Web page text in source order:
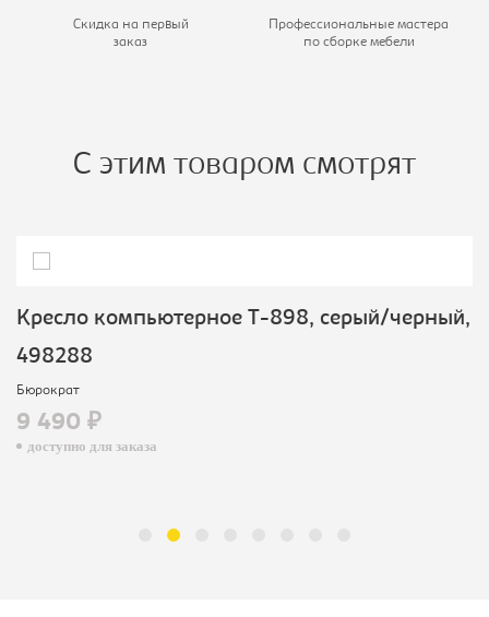
Скидка на первый
заказ
Профессиональные мастера
по сборке мебели
С этим товаром смотрят
Кресло компьютерное T-898, серый/черный,
498288
Бюрократ
9 490 ₽
доступно для заказа